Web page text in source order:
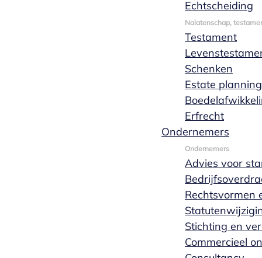
Echtscheiding
Nalatenschap,
Testament
Schenken
Estate planning
Erfrecht
Ondernemers
Ondernemers
Advies voor
Rechtsvormen
Stichting en
Commercieel
gemeenschap van goederen dan kun je bij
Marks Wachters notarissen huwelijkse